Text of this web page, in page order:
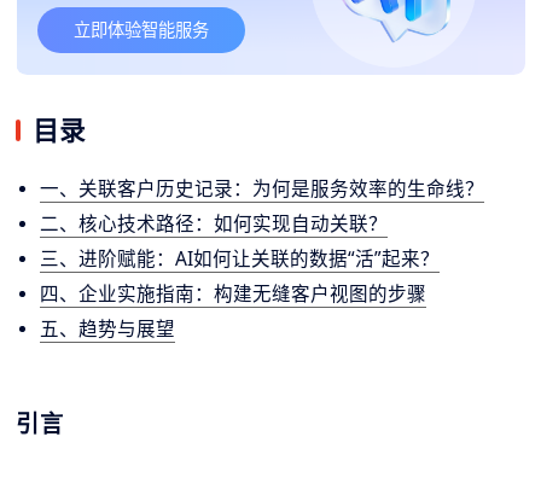
立即体验智能服务
目录
一、关联客户历史记录：为何是服务效率的生命线？
二、核心技术路径：如何实现自动关联？
三、进阶赋能：AI如何让关联的数据“活”起来？
四、企业实施指南：构建无缝客户视图的步骤
五、趋势与展望
引言